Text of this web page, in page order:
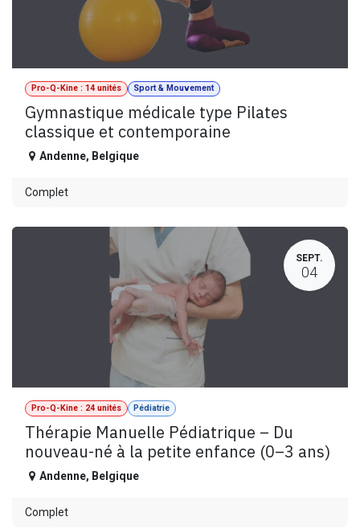
Pro-Q-Kine : 14 unités Sport & Mouvement
Gymnastique médicale type Pilates
classique et contemporaine
Andenne, Belgique
Complet
SEPT.
04
Pro-Q-Kine : 24 unités Pédiatrie
Thérapie Manuelle Pédiatrique – Du
nouveau-né à la petite enfance (0–3 ans)
Andenne, Belgique
Complet